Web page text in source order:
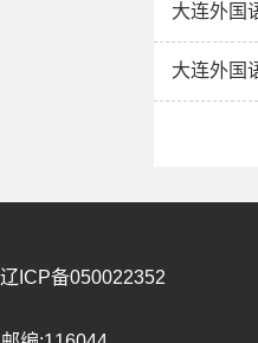
大连外国
大连外国
ICP备050022352